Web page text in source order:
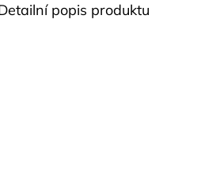
popis produktu